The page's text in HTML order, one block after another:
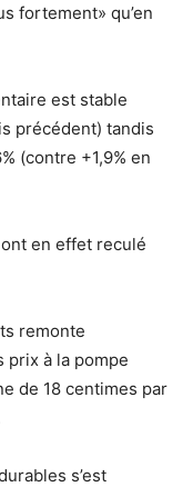
fortement» qu’en
est stable
précédent) tandis
(contre +1,9% en
en effet reculé
remonte
prix à la pompe
de 18 centimes par
s’est